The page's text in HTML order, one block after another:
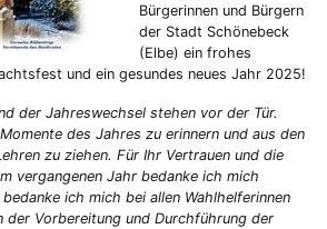
Bürgerinnen und Bürgern
der Stadt Schönebeck
(Elbe) ein frohes
und ein gesundes neues Jahr 2025!
der Jahreswechsel stehen vor der Tür.
des Jahres zu erinnern und aus den
zu ziehen. Für Ihr Vertrauen und die
vergangenen Jahr bedanke ich mich
ich mich bei allen Wahlhelferinnen
der Vorbereitung und Durchführung der